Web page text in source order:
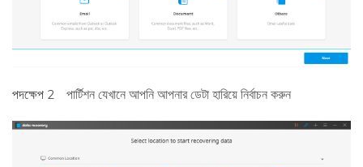
পদক্ষেপ 2 পার্টিশন যেখানে আপনি আপনার ডেটা হারিয়ে নির্বাচন করুন